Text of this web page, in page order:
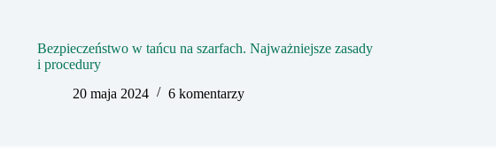
Bezpieczeństwo w tańcu na szarfach. Najważniejsze zasady
i procedury
20 maja 2024
6 komentarzy